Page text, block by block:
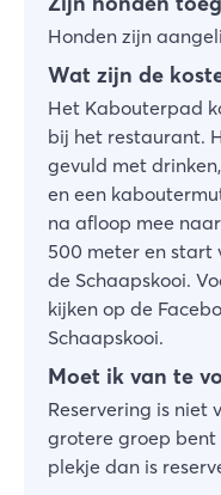
Honden zijn
Wat zijn de
Het Kabouterpad
bij het restaurant.
gevuld met
en een
na afloop mee
500 meter en start
de Schaapskooi.
kijken op de
Schaapskooi.
Moet ik van te
Reservering is niet
grotere groep bent
plekje dan is